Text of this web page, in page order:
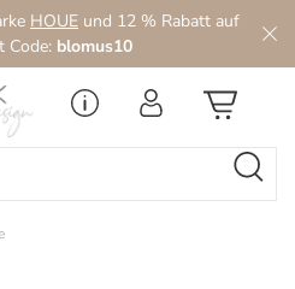
HOUE und 12 % Rabatt auf
Code: blomus10